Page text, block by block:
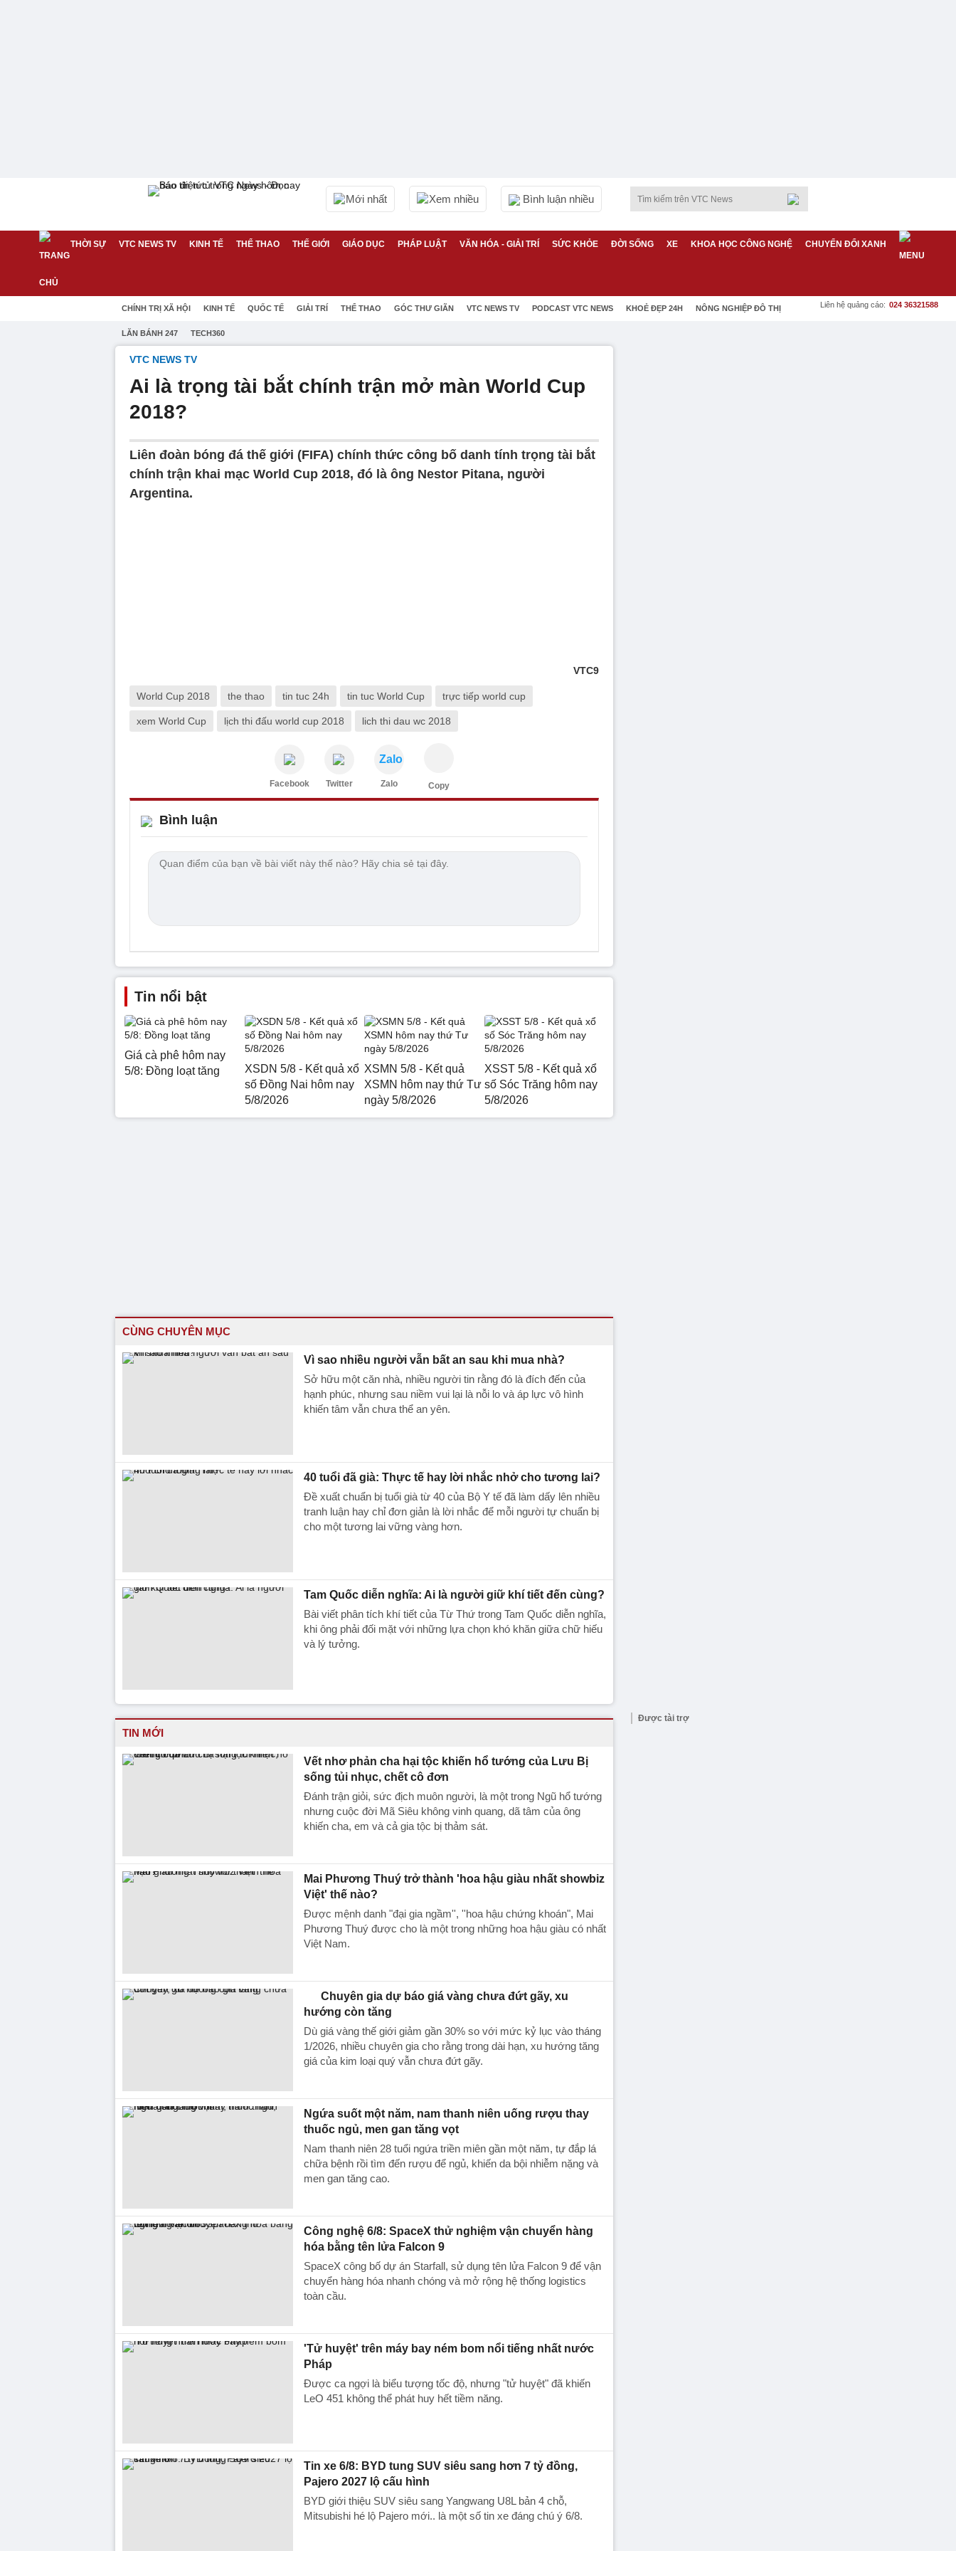
Mới nhất Xem nhiều Bình luận nhiều
THỜI SỰ VTC NEWS TV KINH TẾ THỂ THAO THẾ GIỚI GIÁO DỤC PHÁP LUẬT VĂN HÓA - GIẢI TRÍ SỨC KHỎE ĐỜI SỐNG XE KHOA HỌC CÔNG NGHỆ CHUYỂN ĐỔI XANH
CHÍNH TRỊ XÃ HỘI KINH TẾ QUỐC TẾ GIẢI TRÍ THỂ THAO GÓC THƯ GIÃN VTC NEWS TV PODCAST VTC NEWS KHOẺ ĐẸP 24H NÔNG NGHIỆP ĐÔ THỊ
LĂN BÁNH 247 TECH360
Liên hệ quảng cáo: 024 36321588
VTC NEWS TV
Ai là trọng tài bắt chính trận mở màn World Cup
2018?
Liên đoàn bóng đá thế giới (FIFA) chính thức công bố danh tính trọng tài bắt
chính trận khai mạc World Cup 2018, đó là ông Nestor Pitana, người
Argentina.
VTC9
World Cup 2018 the thao tin tuc 24h tin tuc World Cup trực tiếp world cup
xem World Cup lịch thi đấu world cup 2018 lich thi dau wc 2018
Facebook Twitter
Zalo
Zalo Copy
Bình luận
Tin nổi bật
Giá cà phê hôm nay
5/8: Đồng loạt tăng
XSDN 5/8 - Kết quả xổ
số Đồng Nai hôm nay
5/8/2026
XSMN 5/8 - Kết quả
XSMN hôm nay thứ Tư
ngày 5/8/2026
XSST 5/8 - Kết quả xổ
số Sóc Trăng hôm nay
5/8/2026
CÙNG CHUYÊN MỤC
Vì sao nhiều người vẫn bất an sau khi mua nhà?
Sở hữu một căn nhà, nhiều người tin rằng đó là đích đến của
hạnh phúc, nhưng sau niềm vui lại là nỗi lo và áp lực vô hình
khiến tâm vẫn chưa thể an yên.
40 tuổi đã già: Thực tế hay lời nhắc nhở cho tương lai?
Đề xuất chuẩn bị tuổi già từ 40 của Bộ Y tế đã làm dấy lên nhiều
tranh luận hay chỉ đơn giản là lời nhắc để mỗi người tự chuẩn bị
cho một tương lai vững vàng hơn.
Tam Quốc diễn nghĩa: Ai là người giữ khí tiết đến cùng?
Bài viết phân tích khí tiết của Từ Thứ trong Tam Quốc diễn nghĩa,
khi ông phải đối mặt với những lựa chọn khó khăn giữa chữ hiếu
và lý tưởng.
TIN MỚI
Vết nhơ phản cha hại tộc khiến hổ tướng của Lưu Bị
sống tủi nhục, chết cô đơn
Đánh trận giỏi, sức địch muôn người, là một trong Ngũ hổ tướng
nhưng cuộc đời Mã Siêu không vinh quang, dã tâm của ông
khiến cha, em và cả gia tộc bị thảm sát.
Mai Phương Thuý trở thành 'hoa hậu giàu nhất showbiz
Việt' thế nào?
Được mệnh danh "đại gia ngầm'', ''hoa hậu chứng khoán", Mai
Phương Thuý được cho là một trong những hoa hậu giàu có nhất
Việt Nam.
Chuyên gia dự báo giá vàng chưa đứt gãy, xu
hướng còn tăng
Dù giá vàng thế giới giảm gần 30% so với mức kỷ lục vào tháng
1/2026, nhiều chuyên gia cho rằng trong dài hạn, xu hướng tăng
giá của kim loại quý vẫn chưa đứt gãy.
Ngứa suốt một năm, nam thanh niên uống rượu thay
thuốc ngủ, men gan tăng vọt
Nam thanh niên 28 tuổi ngứa triền miên gần một năm, tự đắp lá
chữa bệnh rồi tìm đến rượu để ngủ, khiến da bội nhiễm nặng và
men gan tăng cao.
Công nghệ 6/8: SpaceX thử nghiệm vận chuyển hàng
hóa bằng tên lửa Falcon 9
SpaceX công bố dự án Starfall, sử dụng tên lửa Falcon 9 để vận
chuyển hàng hóa nhanh chóng và mở rộng hệ thống logistics
toàn cầu.
'Tử huyệt' trên máy bay ném bom nổi tiếng nhất nước
Pháp
Được ca ngợi là biểu tượng tốc độ, nhưng "tử huyệt" đã khiến
LeO 451 không thể phát huy hết tiềm năng.
Tin xe 6/8: BYD tung SUV siêu sang hơn 7 tỷ đồng,
Pajero 2027 lộ cấu hình
BYD giới thiệu SUV siêu sang Yangwang U8L bản 4 chỗ,
Mitsubishi hé lộ Pajero mới.. là một số tin xe đáng chú ý 6/8.
Được tài trợ